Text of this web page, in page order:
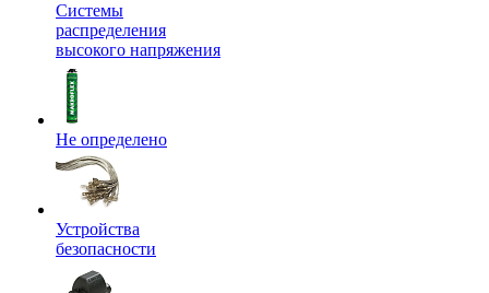
Системы
распределения
высокого напряжения
Не определено
Устройства
безопасности